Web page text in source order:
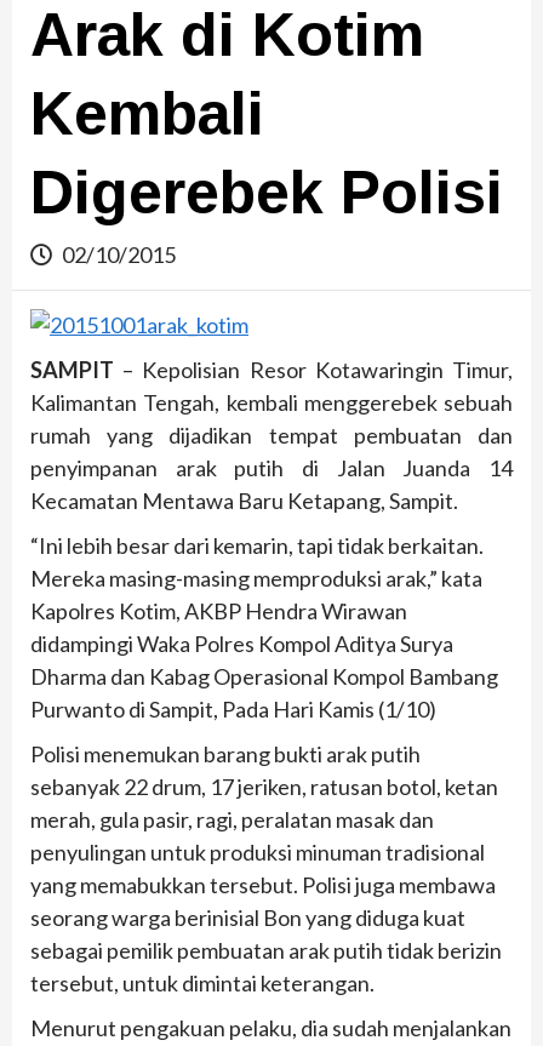
Arak di Kotim
Kembali
Digerebek Polisi
02/10/2015
SAMPIT – Kepolisian Resor Kotawaringin Timur,
Kalimantan Tengah, kembali menggerebek sebuah
rumah yang dijadikan tempat pembuatan dan
penyimpanan arak putih di Jalan Juanda 14
Kecamatan Mentawa Baru Ketapang, Sampit.
“Ini lebih besar dari kemarin, tapi tidak berkaitan.
Mereka masing-masing memproduksi arak,” kata
Kapolres Kotim, AKBP Hendra Wirawan
didampingi Waka Polres Kompol Aditya Surya
Dharma dan Kabag Operasional Kompol Bambang
Purwanto di Sampit, Pada Hari Kamis (1/10)
Polisi menemukan barang bukti arak putih
sebanyak 22 drum, 17 jeriken, ratusan botol, ketan
merah, gula pasir, ragi, peralatan masak dan
penyulingan untuk produksi minuman tradisional
yang memabukkan tersebut. Polisi juga membawa
seorang warga berinisial Bon yang diduga kuat
sebagai pemilik pembuatan arak putih tidak berizin
tersebut, untuk dimintai keterangan.
Menurut pengakuan pelaku, dia sudah menjalankan